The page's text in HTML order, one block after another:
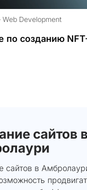
Web Development
по созданию
сайтов в
сайтов в